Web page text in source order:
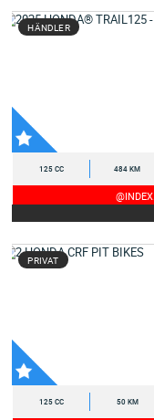
HÄNDLER
125 CC 484 KM
PRIVAT
125 CC 50 KM